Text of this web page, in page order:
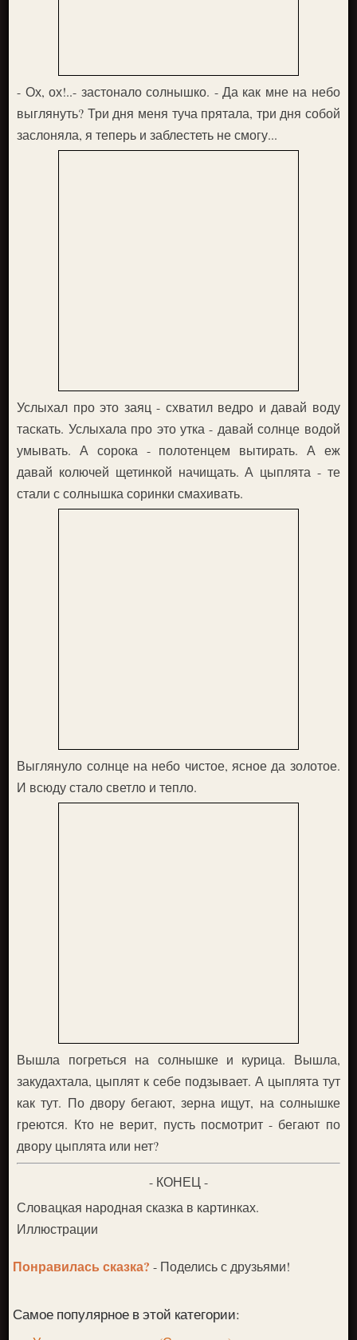
- Ох, ох!..- застонало солнышко. - Да как мне на небо
выглянуть? Три дня меня туча прятала, три дня собой
заслоняла, я теперь и заблестеть не смогу...
Услыхал про это заяц - схватил ведро и давай воду
таскать. Услыхала про это утка - давай солнце водой
умывать. А сорока - полотенцем вытирать. А еж
давай колючей щетинкой начищать. А цыплята - те
стали с солнышка соринки смахивать.
Выглянуло солнце на небо чистое, ясное да золотое.
И всюду стало светло и тепло.
Вышла погреться на солнышке и курица. Вышла,
закудахтала, цыплят к себе подзывает. А цыплята тут
как тут. По двору бегают, зерна ищут, на солнышке
греются. Кто не верит, пусть посмотрит - бегают по
двору цыплята или нет?
- КОНЕЦ -
Словацкая народная сказка в картинках.
Иллюстрации
Понравилась сказка?- Поделись с друзьями!
Самое популярное в этой категории: